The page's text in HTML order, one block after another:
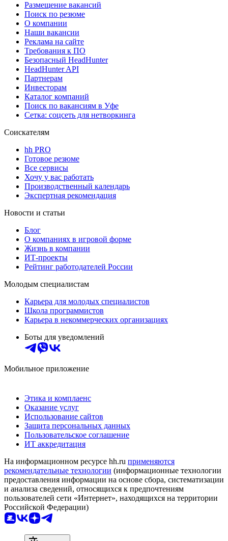
Размещение вакансий
Поиск по резюме
О компании
Наши вакансии
Реклама на сайте
Требования к ПО
Безопасный HeadHunter
HeadHunter API
Партнерам
Инвесторам
Каталог компаний
Поиск по вакансиям в Уфе
Сетка: соцсеть для нетворкинга
Соискателям
hh PRO
Готовое резюме
Все сервисы
Хочу у вас работать
Производственный календарь
Экспертная рекомендация
Новости и статьи
Блог
О компаниях в игровой форме
Жизнь в компании
ИТ-проекты
Рейтинг работодателей России
Молодым специалистам
Карьера для молодых специалистов
Школа программистов
Карьера в некоммерческих организациях
Боты для уведомлений
Мобильное приложение
Этика и комплаенс
Оказание услуг
Использование сайтов
Защита персональных данных
Пользовательское соглашение
ИТ аккредитация
На информационном ресурсе hh.ru применяются
рекомендательные технологии (информационные технологии
предоставления информации на основе сбора, систематизации
и анализа сведений, относящихся к предпочтениям
пользователей сети «Интернет», находящихся на территории
Российской Федерации)